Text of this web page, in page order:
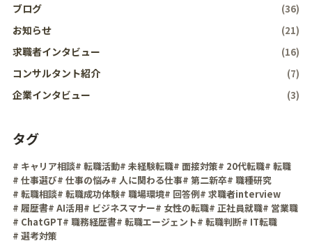
ブログ (36)
お知らせ (21)
求職者インタビュー (16)
コンサルタント紹介 (7)
企業インタビュー (3)
タグ
# キャリア相談# 転職活動# 未経験転職# 面接対策# 20代転職# 転職
# 仕事選び# 仕事の悩み# 人に関わる仕事# 第二新卒# 職種研究
# 転職相談# 転職成功体験# 職場環境# 回答例# 求職者interview
# 履歴書# AI活用# ビジネスマナー# 女性の転職# 正社員就職# 営業職
# ChatGPT# 職務経歴書# 転職エージェント# 転職判断# IT転職
# 選考対策